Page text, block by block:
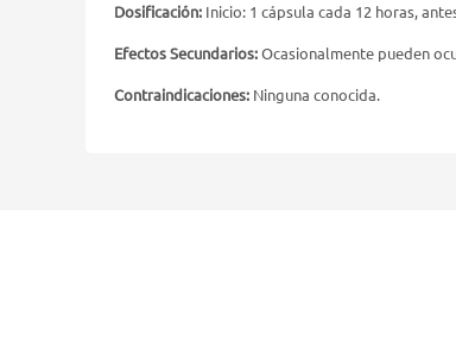
Dosificación: Inicio: 1 cápsula cada 12 horas,
Efectos Secundarios:Ocasionalmente pueden
Contraindicaciones: Ninguna conocida.